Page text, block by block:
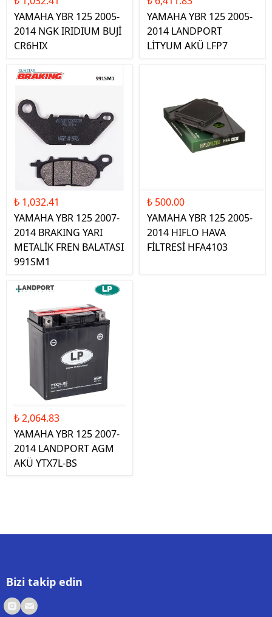
YAMAHA YBR 125 2005-
2014 NGK IRIDIUM BUJİ
CR6HIX
YAMAHA YBR 125 2005-
2014 LANDPORT
LİTYUM AKÜ LFP7
₺ 1,032.41
YAMAHA YBR 125 2007-
2014 BRAKING YARI
METALİK FREN BALATASI
991SM1
₺ 500.00
YAMAHA YBR 125 2005-
2014 HIFLO HAVA
FİLTRESİ HFA4103
₺ 2,064.83
YAMAHA YBR 125 2007-
2014 LANDPORT AGM
AKÜ YTX7L-BS
Bizi takip edin